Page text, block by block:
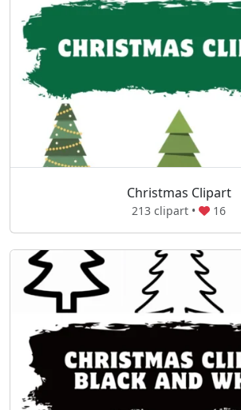
Christmas Clipart
213 clipart • 16